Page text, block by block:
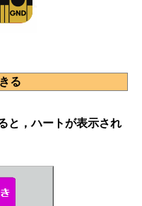
る
と，ハートが表示され